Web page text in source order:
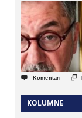
 Komentari 
KOLUMNE